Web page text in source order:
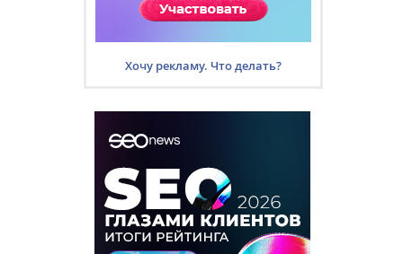
Хочу рекламу. Что делать?